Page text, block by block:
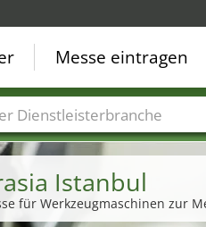
Istanbul
für Werkzeugmaschinen zur
Messe eintragen
Dienstleisterbranchen